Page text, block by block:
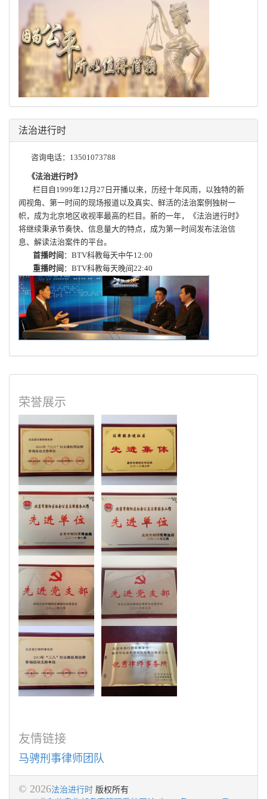
法治进行时
咨询电话：13501073788
《法治进行时》
栏目自1999年12月27日开播以来，历经十年风雨，以独特的新
闻视角、第一时间的现场报道以及真实、鲜活的法治案例独树一
帜，成为北京地区收视率最高的栏目。新的一年，《法治进行时》
将继续秉承节奏快、信息量大的特点，成为第一时间发布法治信
息、解读法治案件的平台。
首播时间：BTV科教每天中午12:00
重播时间：BTV科教每天晚间22:40
荣誉展示
友情链接
马骋刑事律师团队
© 2026法治进行时 版权所有